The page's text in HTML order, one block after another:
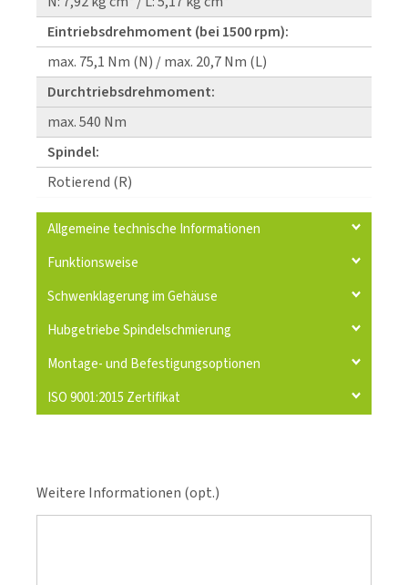
Eintriebsdrehmoment (bei 1500 rpm):
max. 75,1 Nm (N) / max. 20,7 Nm (L)
Durchtriebsdrehmoment:
max. 540 Nm
Spindel:
Rotierend (R)
Allgemeine technische Informationen
Funktionsweise
Schwenklagerung im Gehäuse
Hubgetriebe Spindelschmierung
Montage- und Befestigungsoptionen
ISO 9001:2015 Zertifikat
Weitere Informationen (opt.)